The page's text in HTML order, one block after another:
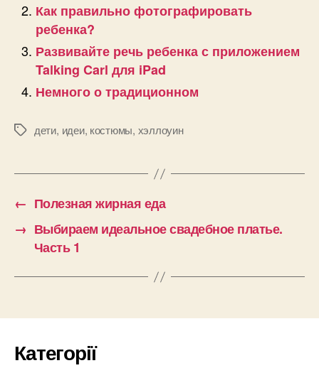
Как правильно фотографировать
ребенка?
Развивайте речь ребенка с приложением
Talking Carl для iPad
Немного о традиционном
Позначки
дети, идеи, костюмы, хэллоуин
← Полезная жирная еда
→ Выбираем идеальное свадебное платье.
Часть 1
Категорії